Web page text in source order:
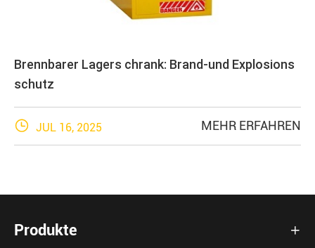
Brennbarer Lagers chrank: Brand-und Explosions
schutz
 JUL 16, 2025 MEHR ERFAHREN
Produkte 